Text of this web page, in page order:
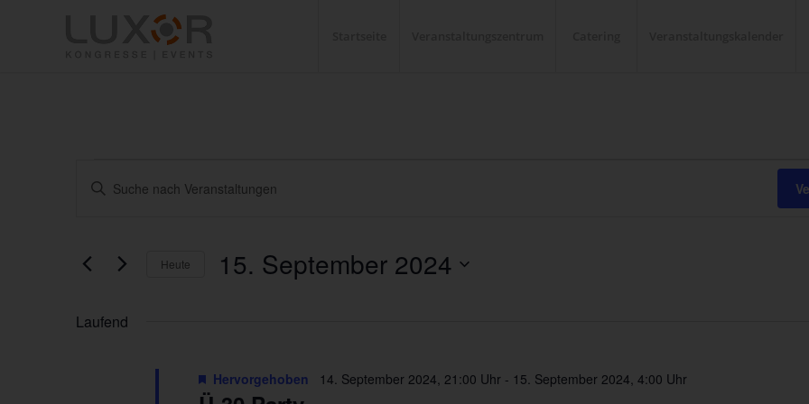
Veranstaltungen
für
September
2024
Veranstaltungen
Suche
Ansichten,
Navigation
Bitte
nach
Heute 15. September 2024
Laufend
Hervorgehoben 14. September 2024, 21:00 Uhr - 15. September 2024, 4:00 Uhr